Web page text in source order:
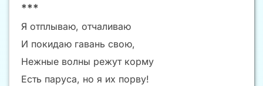
***
Я отплываю, отчаливаю
И покидаю гавань свою,
Нежные волны режут корму
Есть паруса, но я их порву!